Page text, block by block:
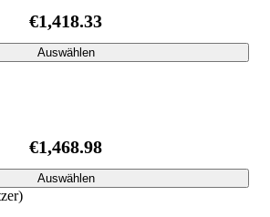
€1,418.33
Auswählen
€1,468.98
Auswählen